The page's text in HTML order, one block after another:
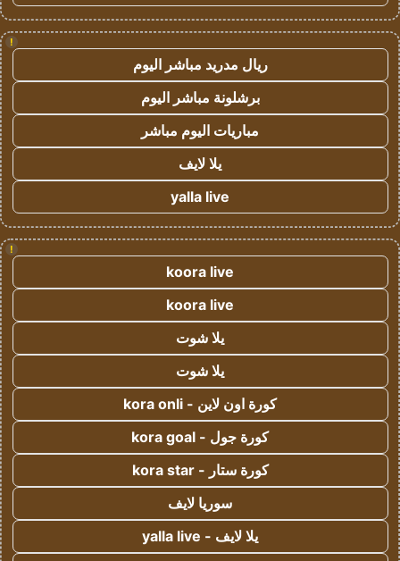
!
ريال مدريد مباشر اليوم
برشلونة مباشر اليوم
مباريات اليوم مباشر
يلا لايف
yalla live
!
koora live
koora live
يلا شوت
يلا شوت
كورة اون لاين - kora onli
كورة جول - kora goal
كورة ستار - kora star
سوريا لايف
يلا لايف - yalla live